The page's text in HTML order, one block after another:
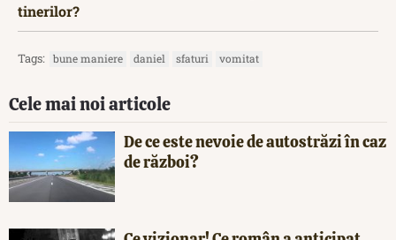
tinerilor?
Tags: bune maniere daniel sfaturi vomitat
Cele mai noi articole
De ce este nevoie de autostrăzi în caz
de război?